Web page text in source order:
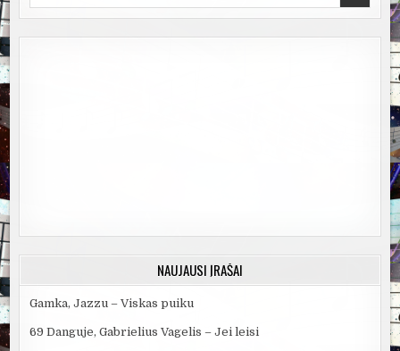
NAUJAUSI ĮRAŠAI
Gamka, Jazzu – Viskas puiku
69 Danguje, Gabrielius Vagelis – Jei leisi